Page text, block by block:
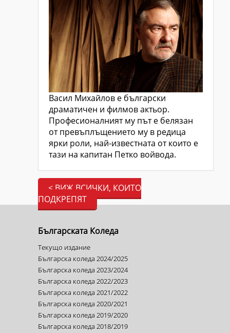
Васил Михайлов е български
драматичен и филмов актьор.
Професионалният му път е белязан
от превъплъщението му в редица
ярки роли, най-известната от които е
тази на капитан Петко войвода.
< ВИЖ ВСИЧКИ, КОИТО
ПОДКРЕПЯТ
Българската Коледа
Текущо издание
Българска коледа 2024/2025
Българска коледа 2023/2024
Българска коледа 2022/2023
Българска коледа 2021/2022
Българска коледа 2020/2021
Българска коледа 2019/2020
Българска коледа 2018/2019